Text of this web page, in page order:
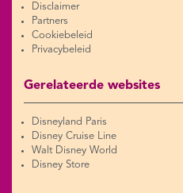
Disclaimer
Partners
Cookiebeleid
Privacybeleid
Gerelateerde websites
Disneyland Paris
Disney Cruise Line
Walt Disney World
Disney Store